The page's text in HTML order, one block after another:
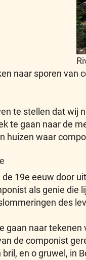
naar sporen van
te stellen dat wij
te gaan naar de
huizen waar
19e eeuw door
als genie die
des
gaan naar
de componist
bril, en o gruwel,